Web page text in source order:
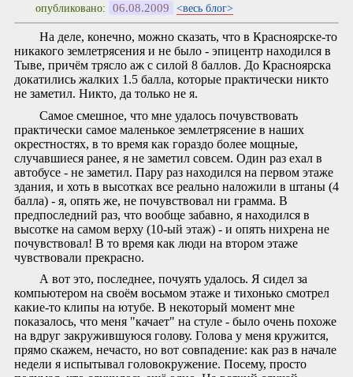
опубликовано: 06.08.2009 <весь блог>
На деле, конечно, можно сказать, что в Красноярске-то
никакого землетрясения и не было - эпицентр находился в
Тыве, причём трясло аж с силой 8 баллов. До Красноярска
докатились жалких 1.5 балла, которые практически никто
не заметил. Никто, да только не я.
Самое смешное, что мне удалось почувствовать
практически самое маленькое землетрясение в наших
окрестностях, в то время как гораздо более мощные,
случавшиеся ранее, я не заметил совсем. Один раз ехал в
автобусе - не заметил. Пару раз находился на первом этаже
здания, и хоть в высотках все реально наложили в штаны (4
балла) - я, опять же, не почувствовал ни грамма. В
предпоследний раз, что вообще забавно, я находился в
высотке на самом верху (10-ый этаж) - и опять нихрена не
почувствовал! В то время как люди на втором этаже
чувствовали прекрасно.
А вот это, последнее, почуять удалось. Я сидел за
компьютером на своём восьмом этаже и тихонько смотрел
какие-то клипы на ютубе. В некоторый момент мне
показалось, что меня "качает" на стуле - было очень похоже
на вдруг закружившуюся голову. Голова у меня кружится,
прямо скажем, нечасто, но вот совпадение: как раз в начале
недели я испытывал головокружение. Посему, просто